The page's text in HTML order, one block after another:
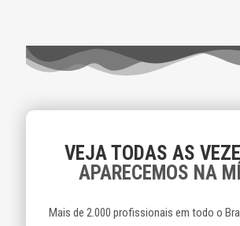
VEJA TODAS AS
APARECEMOS NA
Mais de 2.000 profissionais em todo o